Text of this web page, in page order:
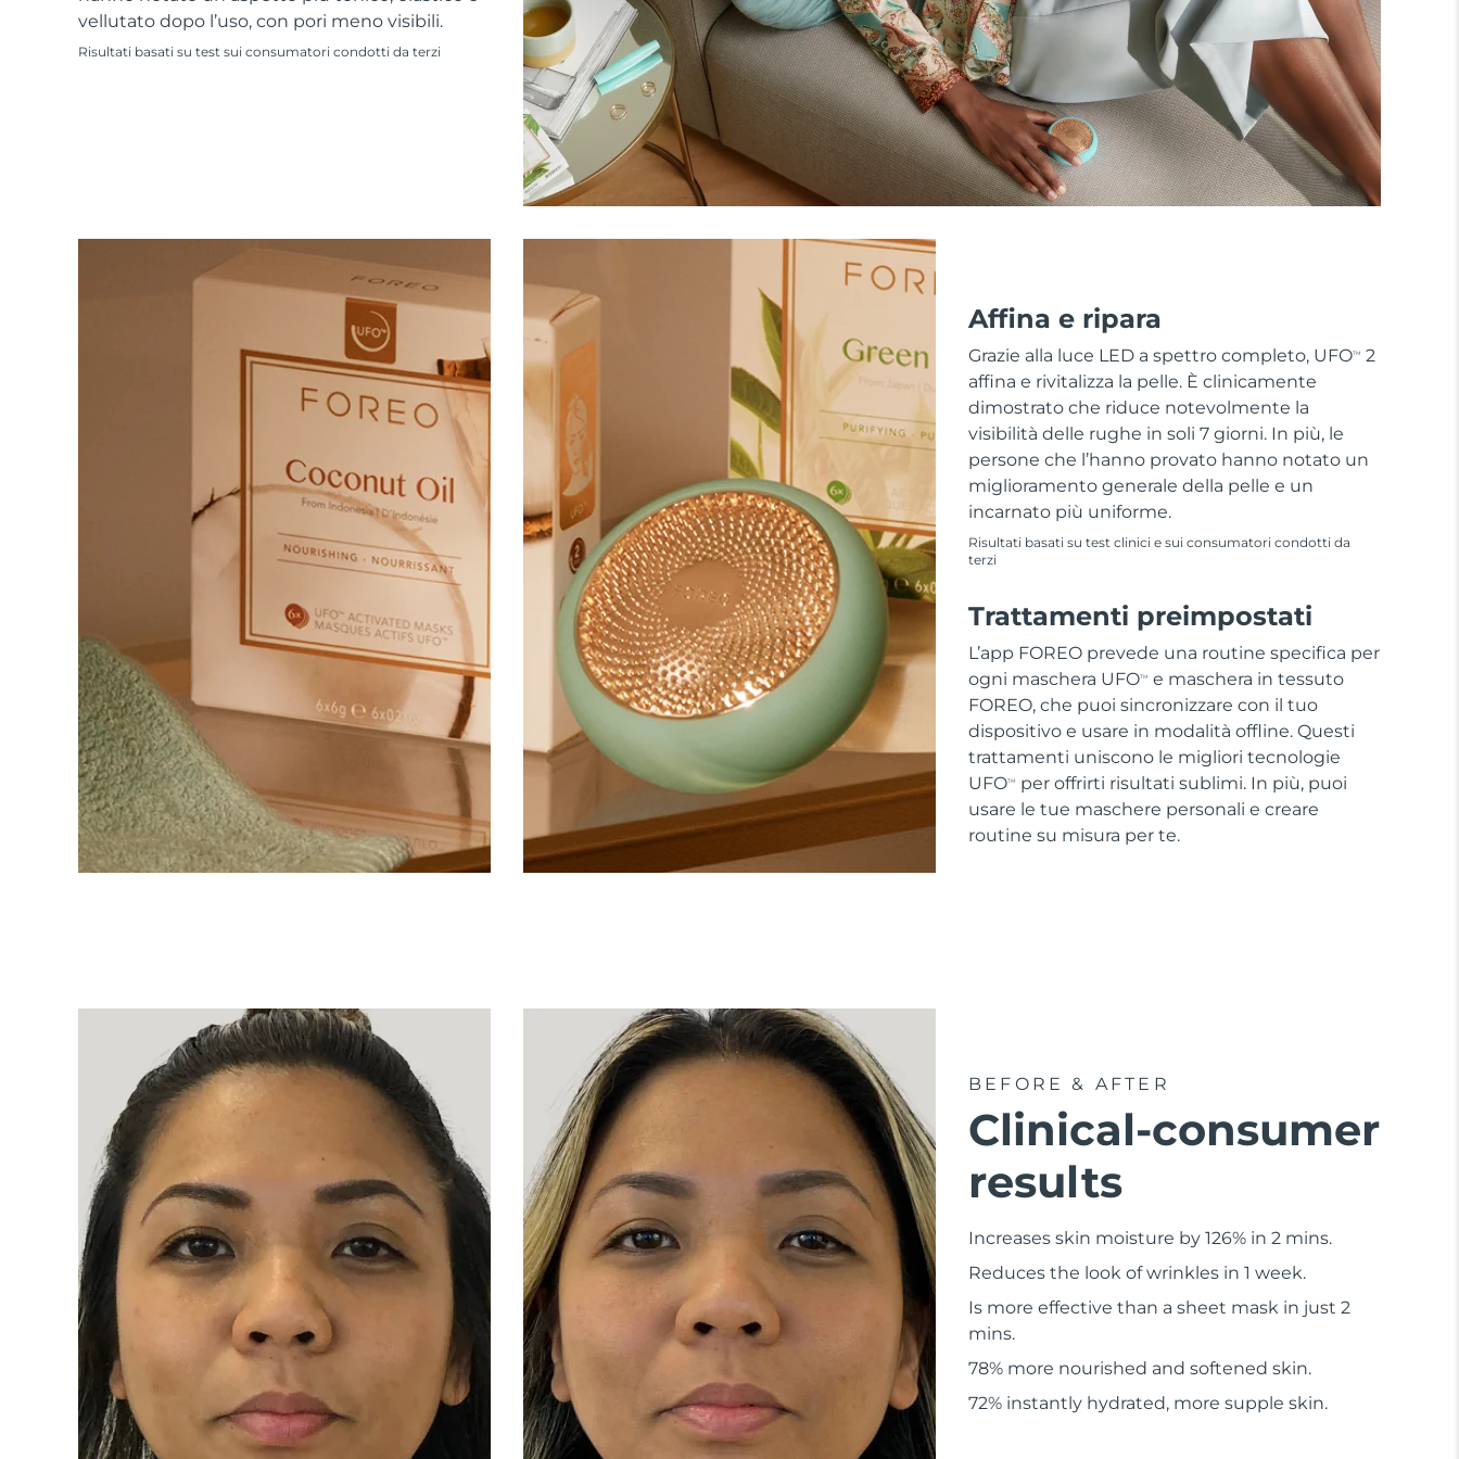
vellutato dopo l’uso, con pori meno visibili.
Risultati basati su test sui consumatori condotti da terzi
Affina e ripara
Grazie alla luce LED a spettro completo, UFOTM
2
affina e rivitalizza la pelle. È clinicamente
dimostrato che riduce notevolmente la
visibilità delle rughe in soli 7 giorni. In più, le
persone che l’hanno provato hanno notato un
miglioramento generale della pelle e un
incarnato più uniforme.
Risultati basati su test clinici e sui consumatori condotti da
terzi
Trattamenti preimpostati
L’app FOREO prevede una routine specifica per
ogni maschera UFOTM
e maschera in tessuto
FOREO, che puoi sincronizzare con il tuo
dispositivo e usare in modalità offline. Questi
trattamenti uniscono le migliori tecnologie
UFOTM
per offrirti risultati sublimi. In più, puoi
usare le tue maschere personali e creare
routine su misura per te.
BEFORE & AFTER
Clinical-consumer
results
Increases skin moisture by 126% in 2 mins.
Reduces the look of wrinkles in 1 week.
Is more effective than a sheet mask in just 2
mins.
78% more nourished and softened skin.
72% instantly hydrated, more supple skin.
All acne treatment devices
All revitalizing eye massagers
Skincare KIWI™
Advanced pore care essentials
Serum
For healthy hair
issa™ Teeth Whitening Gel
18% PAP